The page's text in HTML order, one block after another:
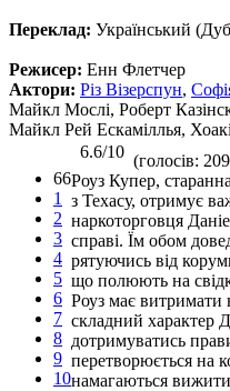
Переклад: Український
Режисер: Енн Флетчер
Актори: Різ Візерспун,
Майкл Мослі, Роберт
Майкл Рей Ескаміллья,
66
1
2
3
4
5
6
7
8
9
10
6.6/10 (голосів:
Роуз Купер,
з Техасу, отримує
наркоторговця
справі. Їм обом
рятуючись від
що полюють на
Роуз має витримати
складний характер
дотримуватись
перетворюється на
намагаються